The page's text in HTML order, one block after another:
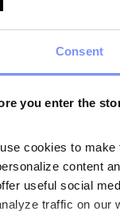
Consent
you enter the
cookies to
content
useful social
traffic on our
uso